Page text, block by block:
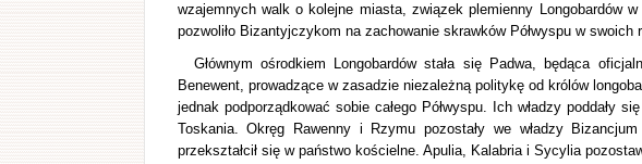
wzajemnych walk o kolejne miasta, związek plemienny Longobardów
pozwoliło Bizantyjczykom na zachowanie skrawków Półwyspu w swoich
Głównym ośrodkiem Longobardów stała się Padwa, będąca
Benewent, prowadzące w zasadzie niezależną politykę od królów
jednak podporządkować sobie całego Półwyspu. Ich władzy poddały
Toskania. Okręg Rawenny i Rzymu pozostały we władzy
przekształcił się w państwo kościelne. Apulia, Kalabria i Sycylia